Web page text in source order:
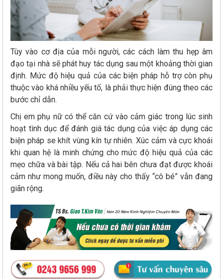
Tùy vào cơ địa của mỗi người, các cách làm thu hẹp âm
đạo tại nhà sẽ phát huy tác dụng sau một khoảng thời gian
định. Mức độ hiệu quả của các biện pháp hỗ trợ còn phụ
thuộc vào khá nhiều yếu tố, là phải thực hiện đúng theo các
bước chỉ dẫn.
Chị em phụ nữ có thể căn cứ vào cảm giác trong lúc sinh
hoạt tình dục để đánh giá tác dụng của việc áp dụng các
biện pháp se khít vùng kín tự nhiên. Xúc cảm và cực khoái
khi quan hệ là minh chứng cho mức độ hiệu quả của các
mẹo chữa và bài tập. Nếu cả hai bên chưa đạt được khoái
cảm như mong muốn, điều này cho thấy “cô bé” vẫn đang
giãn rộng.